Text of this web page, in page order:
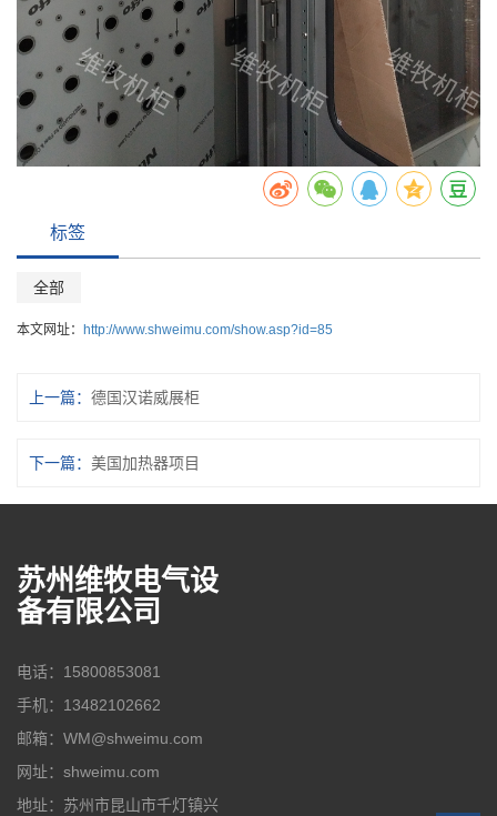
标签
全部
本文网址： http://www.shweimu.com/show.asp?id=85
上一篇： 德国汉诺威展柜
下一篇： 美国加热器项目
苏州维牧电气设
备有限公司
电话：15800853081
手机：13482102662
邮箱：WM@shweimu.com
网址：shweimu.com
地址：苏州市昆山市千灯镇兴